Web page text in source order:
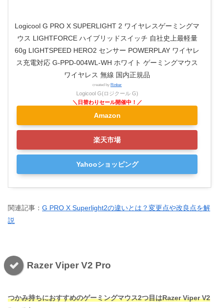
Logicool G PRO X SUPERLIGHT 2 ワイヤレスゲーミングマ
ウス LIGHTFORCE ハイブリッドスイッチ 自社史上最軽量
60g LIGHTSPEED HERO2 センサー POWERPLAY ワイヤレ
ス充電対応 G-PPD-004WL-WH ホワイト ゲーミングマウス
ワイヤレス 無線 国内正規品
created by Rinker
Logicool G(ロジクール G)
Amazon
楽天市場
Yahooショッピング
関連記事： G PRO X Superlight2の違いとは？変更点や改良点を解
説
Razer Viper V2 Pro
つかみ持ちにおすすめのゲーミングマウス2つ目はRazer Viper V2